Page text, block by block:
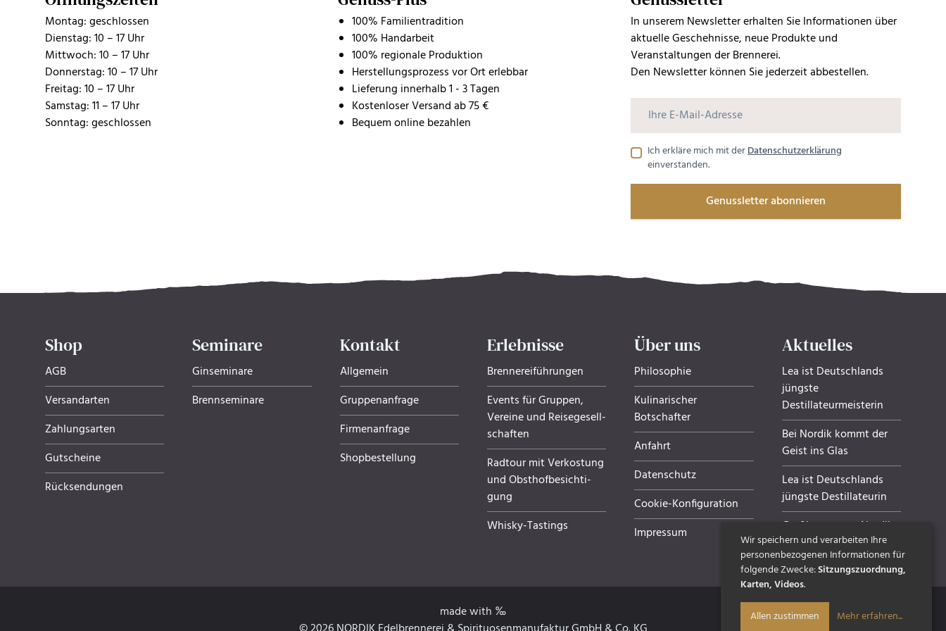
Montag: geschlossen
Dienstag: 10 – 17 Uhr
Mittwoch: 10 – 17 Uhr
Donnerstag: 10 – 17 Uhr
Freitag: 10 – 17 Uhr
Samstag: 11 – 17 Uhr
Sonntag: geschlossen
100% Familientradition
100% Handarbeit
100% regionale Produktion
Herstellungsprozess vor Ort erlebbar
Lieferung innerhalb 1 - 3 Tagen
Kostenloser Versand ab 75 €
Bequem online bezahlen
In unserem Newsletter erhalten Sie Informationen über
aktuelle Geschehnisse, neue Produkte und
Veranstaltungen der Brennerei.
Den Newsletter können Sie jederzeit abbestellen.
Ich erkläre mich mit derDatenschutzerklärung
einverstanden.
Genussletter abonnieren
Shop
AGB
Versandarten
Zahlungsarten
Gutscheine
Rücksendungen
Seminare
Ginseminare
Brennseminare
Kontakt
Allgemein
Gruppenanfrage
Firmenanfrage
Shopbestellung
Erlebnisse
Brennereiführungen
Events für Gruppen,
Ver­eine und Rei­se­ge­sell­
schaf­ten
Radtour mit Verkostung
und Obsthof­be­sich­ti­
gung
Whisky-Tastings
Über uns
Philosophie
Kulinarischer
Botschafter
Anfahrt
Datenschutz
Cookie-Konfiguration
Impressum
Aktuelles
Lea ist Deutschlands
jüngste
Destillateurmeisterin
Bei Nordik kommt der
Geist ins Glas
Lea ist Deutschlands
jüngste Destillateurin
Grußkarten von Nordik
made with ‰
Wir speichern und verarbeiten Ihre
personenbezogenen Informationen für
folgende Zwecke:Sitzungszuordnung,
Karten, Videos.
Allen zustimmen
Mehr erfahren...